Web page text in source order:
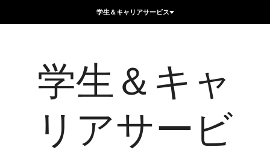
学生＆キャリアサービス
学生＆キャ
リアサービ